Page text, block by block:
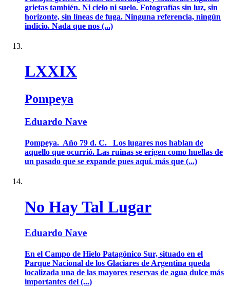
grietas también. Ni cielo ni suelo. Fotografías sin luz, sin
horizonte, sin líneas de fuga. Ninguna referencia, ningún
indicio. Nada que nos (...)
LXXIX
Pompeya
Eduardo Nave
Pompeya. Año 79 d. C. Los lugares nos hablan de
aquello que ocurrió. Las ruinas se erigen como huellas de
un pasado que se expande pues aquí, más que (...)
No Hay Tal Lugar
Eduardo Nave
En el Campo de Hielo Patagónico Sur, situado en el
Parque Nacional de los Glaciares de Argentina queda
localizada una de las mayores reservas de agua dulce más
importantes del (...)